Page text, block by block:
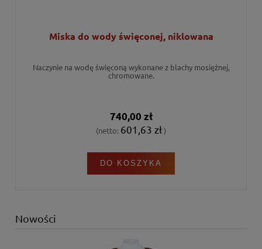
Miska do wody święconej, niklowana
Naczynie na wodę święconą wykonane z blachy mosiężnej,
chromowane.
740,00 zł
(netto: 601,63 zł)
DO KOSZYKA
Nowości